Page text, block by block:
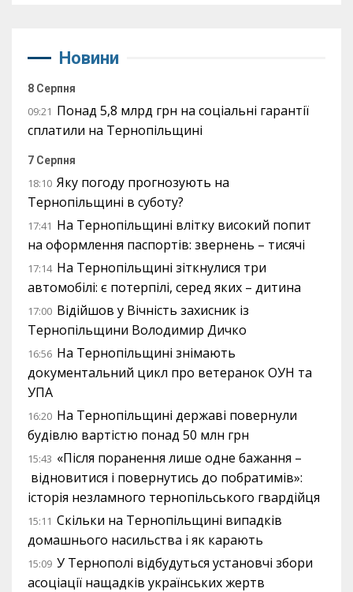
Новини
8 Серпня
09:21 Понад 5,8 млрд грн на соціальні гарантії
сплатили на Тернопільщині
7 Серпня
18:10 Яку погоду прогнозують на
Тернопільщині в суботу?
17:41 На Тернопільщині влітку високий попит
на оформлення паспортів: звернень – тисячі
17:14 На Тернопільщині зіткнулися три
автомобілі: є потерпілі, серед яких – дитина
17:00 Відійшов у Вічність захисник із
Тернопільщини Володимир Дичко
16:56 На Тернопільщині знімають
документальний цикл про ветеранок ОУН та
УПА
16:20 На Тернопільщині державі повернули
будівлю вартістю понад 50 млн грн
15:43 «Після поранення лише одне бажання –
відновитися і повернутись до побратимів»:
історія незламного тернопільського гвардійця
15:11 Скільки на Тернопільщині випадків
домашнього насильства і як карають
15:09 У Тернополі відбудуться установчі збори
асоціації нащадків українських жертв